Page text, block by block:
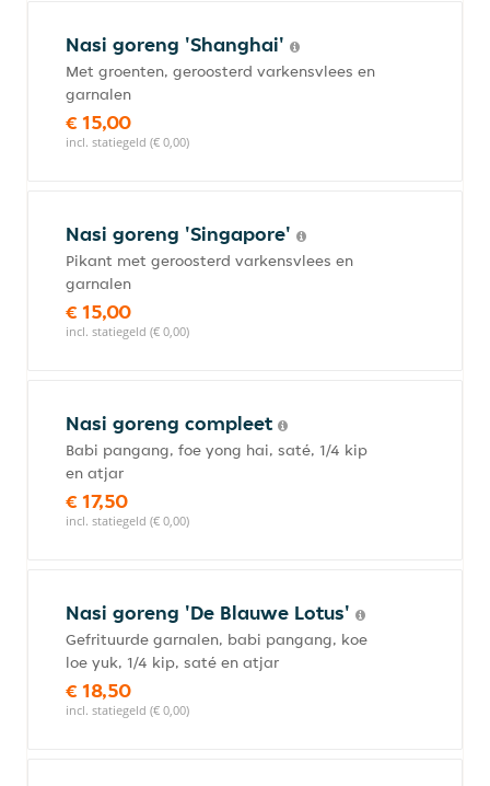
Nasi goreng 'Shanghai'
Met groenten, geroosterd varkensvlees en
garnalen
€ 15,00
incl. statiegeld (€ 0,00)
Nasi goreng 'Singapore'
Pikant met geroosterd varkensvlees en
garnalen
€ 15,00
incl. statiegeld (€ 0,00)
Nasi goreng compleet
Babi pangang, foe yong hai, saté, 1/4 kip
en atjar
€ 17,50
incl. statiegeld (€ 0,00)
Nasi goreng 'De Blauwe Lotus'
Gefrituurde garnalen, babi pangang, koe
loe yuk, 1/4 kip, saté en atjar
€ 18,50
incl. statiegeld (€ 0,00)